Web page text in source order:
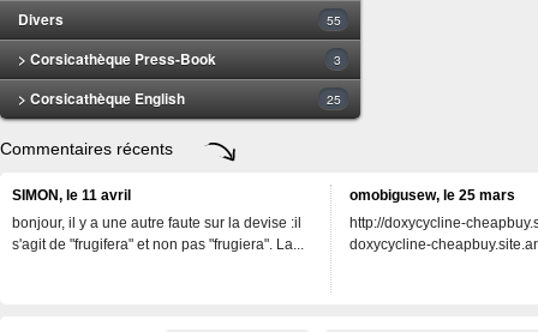
Divers 55
> Corsicathèque Press-Book 3
> Corsicathèque English 25
Commentaires récents
SIMON, le 11 avril
bonjour, il y a une autre faute sur la devise :il
s'agit de "frugifera" et non pas "frugiera". La...
omobigusew, le 25 mars
http://doxycycline-
doxycycline-